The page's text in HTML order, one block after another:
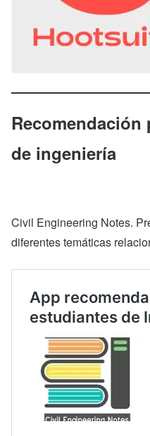
Recomendación
de ingeniería
Civil Engineering Notes.
diferentes temáticas